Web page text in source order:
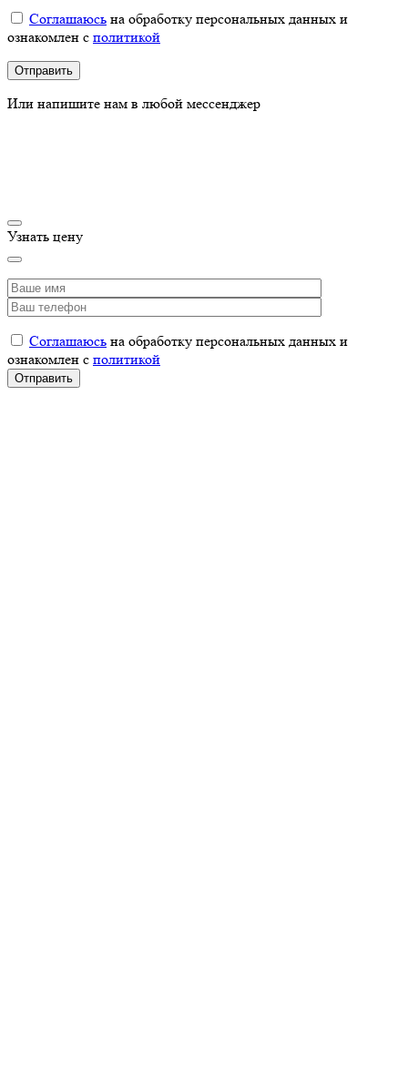
Соглашаюсь на обработку персональных данных и
ознакомлен с политикой
Или напишите нам в любой мессенджер
Узнать цену
Соглашаюсь на обработку персональных данных и
ознакомлен с политикой